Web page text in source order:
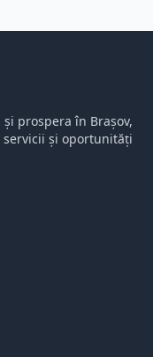
prospera în Brașov,
servicii și oportunități